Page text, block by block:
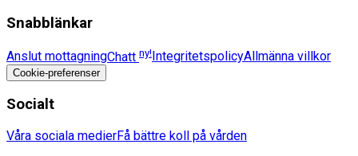
Snabblänkar
Anslut mottagningChatt ny! IntegritetspolicyAllmänna villkor
Cookie-preferenser
Socialt
Våra sociala medierFå bättre koll på vården